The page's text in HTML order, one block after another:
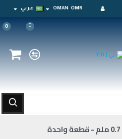
OMR
OMAN عربي
0
0